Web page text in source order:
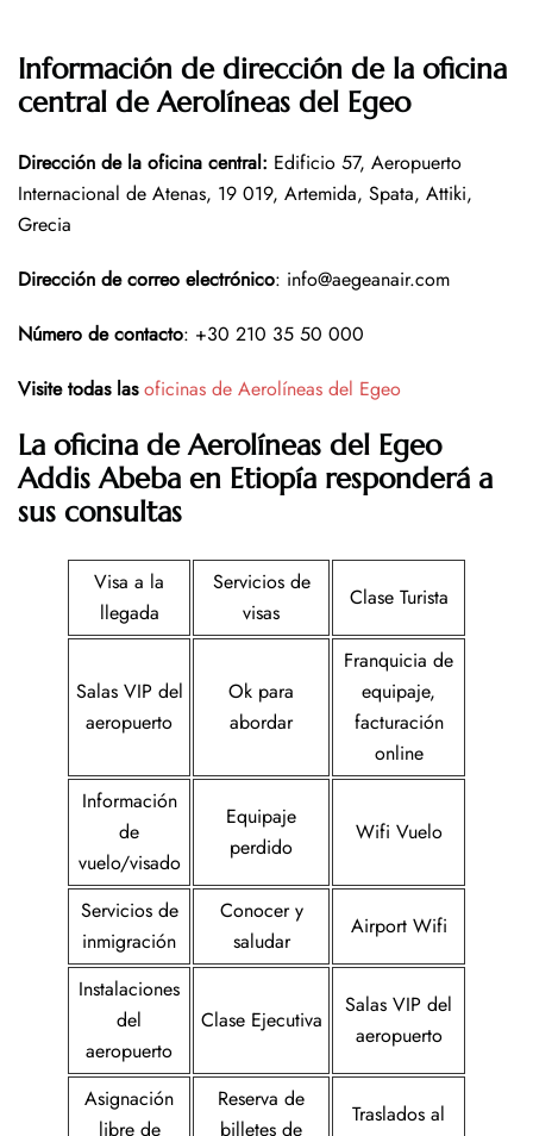
Información de dirección de la oficina
central de Aerolíneas del Egeo
Dirección de la oficina central: Edificio 57, Aeropuerto
Internacional de Atenas, 19 019, Artemida, Spata, Attiki,
Grecia
Dirección de correo electrónico: info@aegeanair.com
Número de contacto: +30 210 35 50 000
Visite todas lasoficinas de Aerolíneas del Egeo
La oficina de Aerolíneas del Egeo
Addis Abeba en Etiopía responderá a
sus consultas
Visa a la
llegada
Servicios de
visas
Clase Turista
Salas VIP del
aeropuerto
Ok para
abordar
Franquicia de
equipaje,
facturación
online
Información
de
vuelo/visado
Equipaje
perdido
Wifi Vuelo
Servicios de
inmigración
Conocer y
saludar
Airport Wifi
Instalaciones
del
aeropuerto
Clase Ejecutiva
Salas VIP del
aeropuerto
Asignación
libre de
Reserva de
billetes de
Traslados al